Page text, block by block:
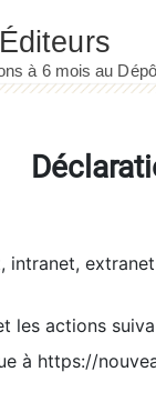
intranet,
les actions
à https://